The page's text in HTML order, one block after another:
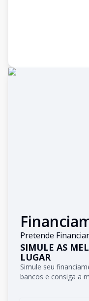
Pretende
SIMULE AS
LUGAR
Simule seu
bancos e consiga a